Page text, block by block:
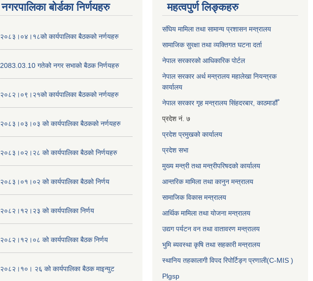
नगरपालिका बोर्डका निर्णयहरु
२०८३।०४।१८को कार्यपालिका बैठकको नर्णयहरु
2083.03.10 गतेको नगर सभाको बैठक निर्णयहरु
२०८२।०९।२१को कार्यपालिका बैठकको नर्णयहरु
२०८३।०३।०३ को कार्यपालिका बैठकको नर्णयहरु
२०८३।०२।२८ को कार्यपालिका बैठको निर्णयहरु
२०८३।०१।०२ को कार्यपालिका बैठको निर्णय
२०८२।१२।२३ को कार्यपालिका निर्णय
२०८२।१२।०८ को कार्यपालिका बैठक निर्णय
२०८२।१०। २६ को कार्यपालिका बैठक माइन्युट
महत्वपुर्ण लिङ्कहरु
संघिय मामिला तथा सामान्य प्रशासन मन्त्रालय
सामाजिक सुरक्षा तथा व्यक्तिगत घटना दर्ता
नेपाल सरकारको आधिकारिक पोर्टल
नेपाल सरकार अर्थ मन्त्रालय महालेखा नियन्त्रक
कार्यालय
नेपाल सरकार गृह मन्त्रालय सिंहदरबार, काठमाडौँ
प्रदेश नं. ७
प्रदेश प्रमुखको कार्यालय
प्रदेश सभा
मुख्य मन्त्री तथा मन्त्रीपरिषदको कार्यालय
आन्तरिक मामिला तथा कानुन मन्त्रालय
सामाजिक विकास मन्त्रालय
आर्थिक मामिला तथा योजना मन्त्रालय
उद्यग पर्यटन वन तथा वातावरण मन्त्रालय
भुमि ब्यवस्था कृषि तथा सहकारी मन्त्रालय
स्थानिय तहकालागी विपद रिपोर्टिङ्ग प्रणाली(C-MIS )
Plgsp